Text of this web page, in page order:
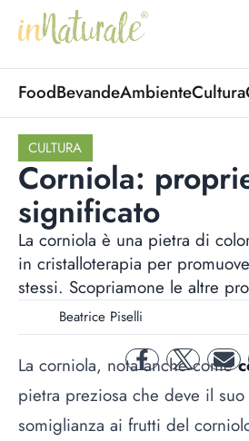
FoodBevandeAmbienteCultura
CULTURA
Corniola:
significato
La corniola è una pietra di
in cristalloterapia per
stessi. Scopriamone le altre
Beatrice Piselli
facebooktwitter mail
La corniola, nota anche come
pietra preziosa che deve il suo
somiglianza ai frutti del